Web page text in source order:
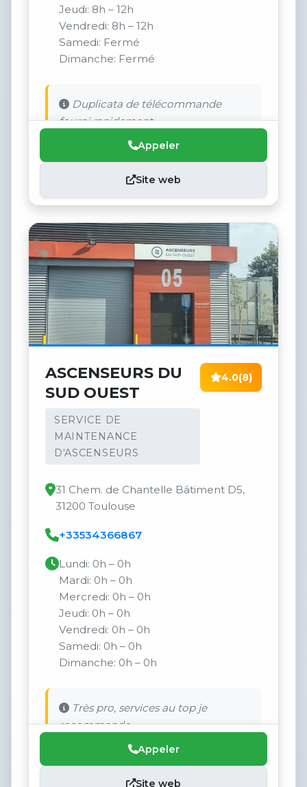
Jeudi: 8h – 12h
Vendredi: 8h – 12h
Samedi: Fermé
Dimanche: Fermé
Duplicata de télécommande
fourni rapidement.
Appeler
Site web
ASCENSEURS DU
SUD OUEST
SERVICE DE
MAINTENANCE
D'ASCENSEURS
4.0(8)
31 Chem. de Chantelle Bâtiment D5,
31200 Toulouse
+33534366867
Lundi: 0h – 0h
Mardi: 0h – 0h
Mercredi: 0h – 0h
Jeudi: 0h – 0h
Vendredi: 0h – 0h
Samedi: 0h – 0h
Dimanche: 0h – 0h
Très pro, services au top je
recommande .
Appeler
Site web